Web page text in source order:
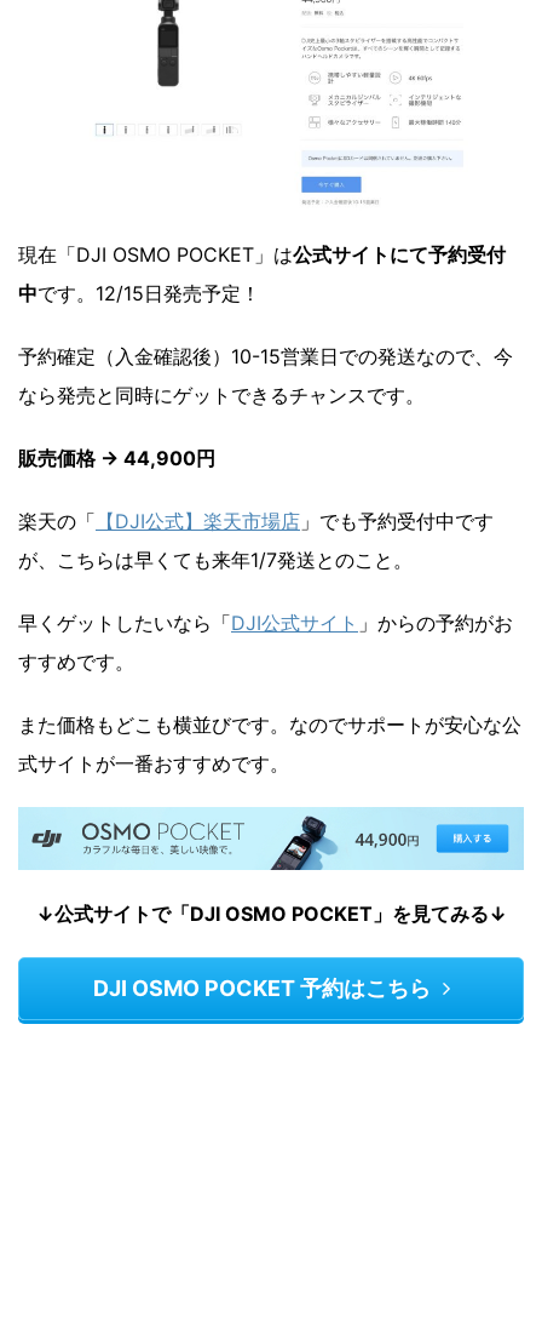
現在「DJI OSMO POCKET」は公式サイトにて予約受付
中です。12/15日発売予定！
予約確定（入金確認後）10-15営業日での発送なので、今
なら発売と同時にゲットできるチャンスです。
販売価格 → 44,900円
楽天の「 【DJI公式】楽天市場店 」でも予約受付中です
が、こちらは早くても来年1/7発送とのこと。
早くゲットしたいなら「DJI公式サイト 」からの予約がお
すすめです。
また価格もどこも横並びです。なのでサポートが安心な公
式サイトが一番おすすめです。
↓公式サイトで「DJI OSMO POCKET」を見てみる↓
DJI OSMO POCKET 予約はこちら